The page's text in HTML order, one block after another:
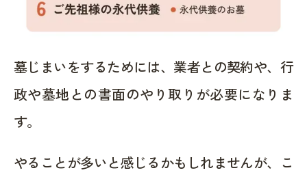
墓じまいをするためには、業者との契約や、行
政や墓地との書面のやり取りが必要になりま
す。
やることが多いと感じるかもしれませんが、こ